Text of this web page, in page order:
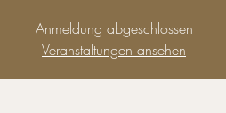
Anmeldung abgeschlossen
Veranstaltungen ansehen